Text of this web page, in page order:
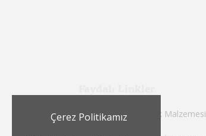
Çerez PolitikamızEndüstriyel Mutfak Malzemesi